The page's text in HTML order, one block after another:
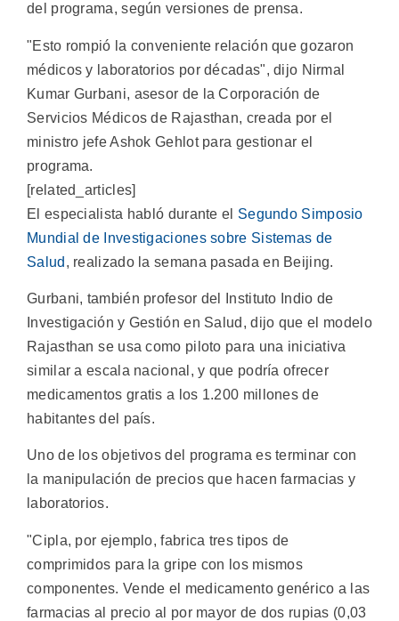
del programa, según versiones de prensa.
"Esto rompió la conveniente relación que gozaron
médicos y laboratorios por décadas", dijo Nirmal
Kumar Gurbani, asesor de la Corporación de
Servicios Médicos de Rajasthan, creada por el
ministro jefe Ashok Gehlot para gestionar el
programa.
[related_articles]
El especialista habló durante el Segundo Simposio
Mundial de Investigaciones sobre Sistemas de
Salud , realizado la semana pasada en Beijing.
Gurbani, también profesor del Instituto Indio de
Investigación y Gestión en Salud, dijo que el modelo
Rajasthan se usa como piloto para una iniciativa
similar a escala nacional, y que podría ofrecer
medicamentos gratis a los 1.200 millones de
habitantes del país.
Uno de los objetivos del programa es terminar con
la manipulación de precios que hacen farmacias y
laboratorios.
"Cipla, por ejemplo, fabrica tres tipos de
comprimidos para la gripe con los mismos
componentes. Vende el medicamento genérico a las
farmacias al precio al por mayor de dos rupias (0,03